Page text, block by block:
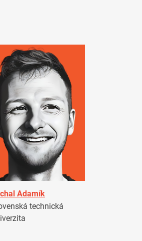
Adamík
technická